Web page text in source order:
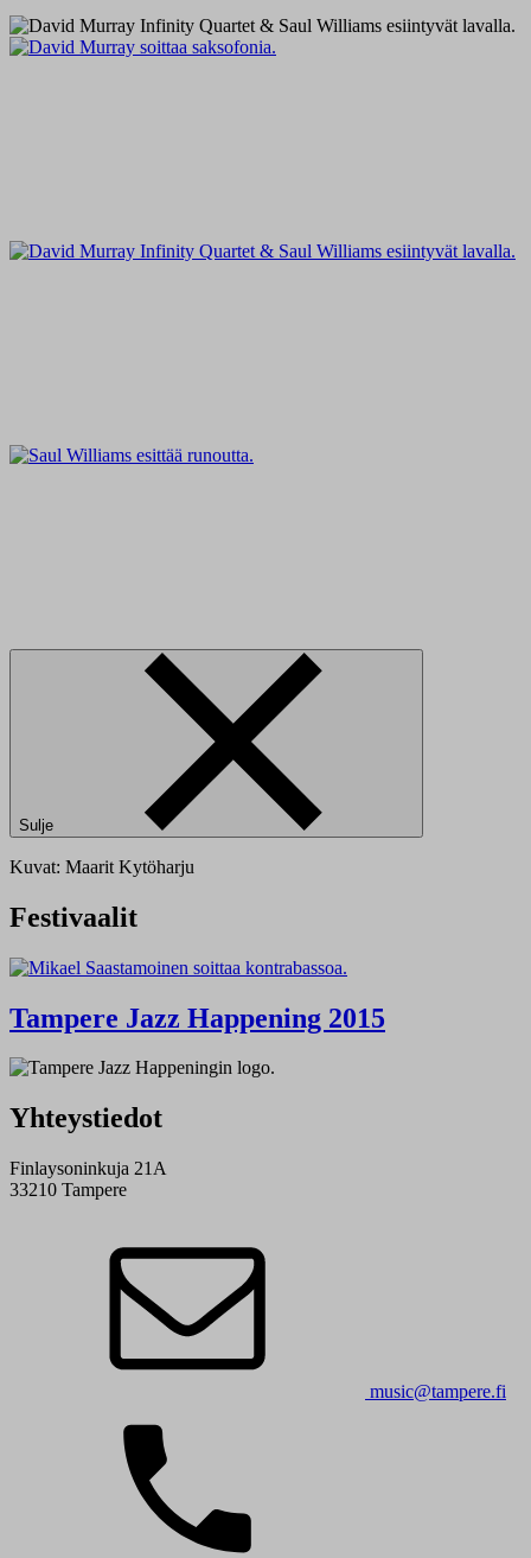
Sulje
Kuvat: Maarit Kytöharju
Festivaalit
Tampere Jazz Happening 2015
Yhteystiedot
Finlaysoninkuja 21A
33210 Tampere
music@tampere.fi